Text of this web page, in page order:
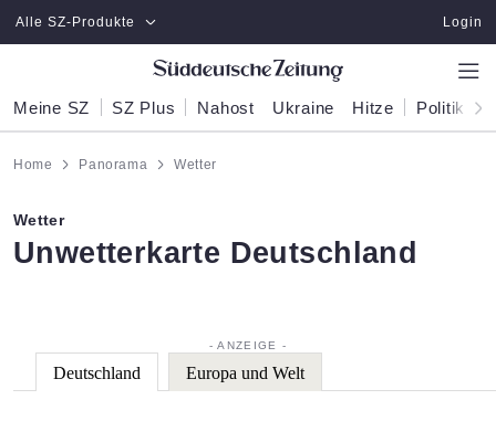
Zum Hauptinhalt springen
Alle SZ-Produkte Login
Meine SZ SZ Plus Nahost Ukraine Hitze Politik
Home Panorama Wetter
Wetter
:
Unwetterkarte Deutschland
Deutschland Europa und Welt